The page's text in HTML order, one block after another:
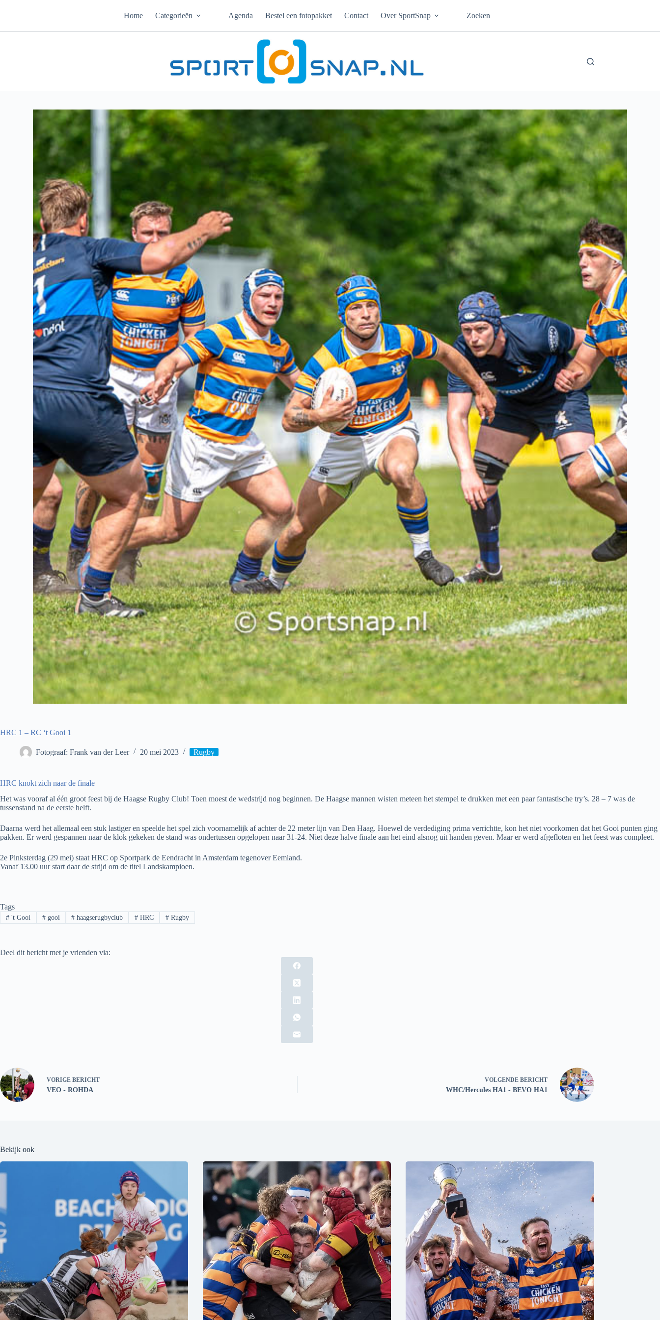
inhoud
Home Categorieën Agenda Bestel een fotopakket Contact Over SportSnap Zoeken
HRC 1 – RC ‘t Gooi 1
Fotograaf: Frank van der Leer 20 mei 2023 Rugby
HRC knokt zich naar de finale
Het was vooraf al één groot feest bij de Haagse Rugby Club! Toen moest de wedstrijd nog beginnen. De Haagse mannen wisten meteen het stempel te drukken met een paar fantastische try’s. 28 – 7 was de
tussenstand na de eerste helft.
Daarna werd het allemaal een stuk lastiger en speelde het spel zich voornamelijk af achter de 22 meter lijn van Den Haag. Hoewel de verdediging prima verrichtte, kon het niet voorkomen dat het Gooi punten ging
pakken. Er werd gespannen naar de klok gekeken de stand was ondertussen opgelopen naar 31-24. Niet deze halve finale aan het eind alsnog uit handen geven. Maar er werd afgefloten en het feest was compleet.
2e Pinksterdag (29 mei) staat HRC op Sportpark de Eendracht in Amsterdam tegenover Eemland.
Vanaf 13.00 uur start daar de strijd om de titel Landskampioen.
Tags
#'t Gooi #gooi # haagserugbyclub # HRC # Rugby
Deel dit bericht met je vrienden via:
VORIGE BERICHT
VEO - ROHDA
VOLGENDE BERICHT
WHC/Hercules HA1 - BEVO HA1
Bekijk ook